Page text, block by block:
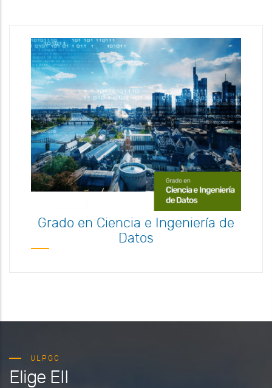
Grado en Ingeniería
Matemática
Grado en Ingeniería Física
Matemática
Los Graduados en Ingeniería Física
Matemática combinan el estudio de
disciplinas física, matemáticas e
ingeniería para afrontar los nuevos
la ciencia, la ingeniería y las
ULPGC
Elige EII